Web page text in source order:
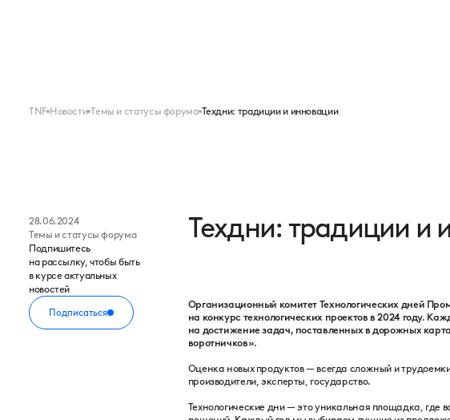
TNF Новости Темы и статусы форума Техдни: традиции и инновации
28.06.2024
Темы и статусы форума
Подпишитесь
на рассылку, чтобы быть
в курсе актуальных
новостей
Подписаться
Техдни: традиции и
Организационный комитет Технологических дней
на конкурс технологических проектов в 2024 году.
на достижение задач, поставленных в дорожных
воротничков».
Оценка новых продуктов — всегда сложный и
производители, эксперты, государство.
Технологические дни — это уникальная площадка, где